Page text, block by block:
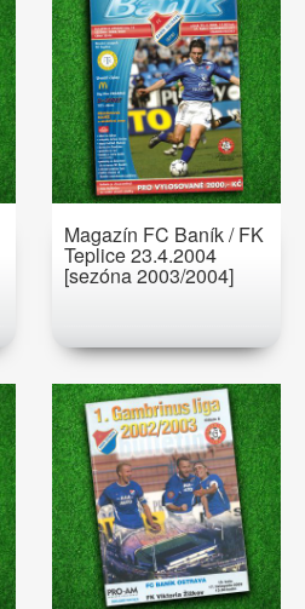
Magazín FC Baník / FK
Teplice 23.4.2004
[sezóna 2003/2004]